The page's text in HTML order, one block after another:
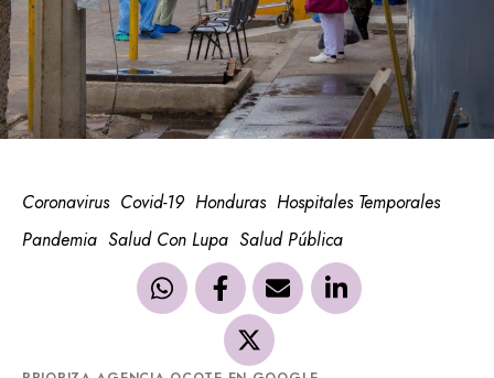
Coronavirus Covid-19 Honduras Hospitales Temporales
Pandemia Salud Con Lupa Salud Pública